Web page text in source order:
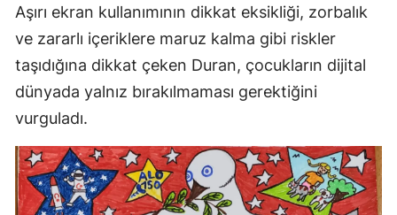
Aşırı ekran kullanımının dikkat eksikliği, zorbalık
ve zararlı içeriklere maruz kalma gibi riskler
taşıdığına dikkat çeken Duran, çocukların dijital
dünyada yalnız bırakılmaması gerektiğini
vurguladı.